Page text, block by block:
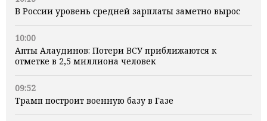
В России уровень средней зарплаты заметно вырос
10:00
Апты Алаудинов: Потери ВСУ приближаются к
отметке в 2,5 миллиона человек
09:52
Трамп построит военную базу в Газе